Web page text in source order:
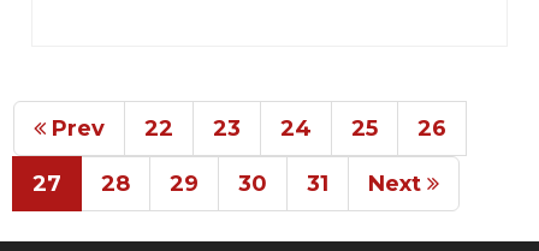
Prev 22 23 24 25 26
27 28 29 30 31 Next